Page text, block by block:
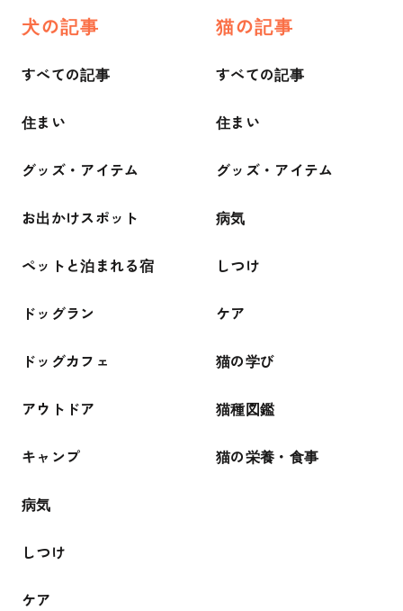
犬の記事
すべての記事
住まい
グッズ・アイテム
お出かけスポット
ペットと泊まれる宿
ドッグラン
ドッグカフェ
アウトドア
キャンプ
病気
しつけ
ケア
猫の記事
すべての記事
住まい
グッズ・アイテム
病気
しつけ
ケア
猫の学び
猫種図鑑
猫の栄養・食事